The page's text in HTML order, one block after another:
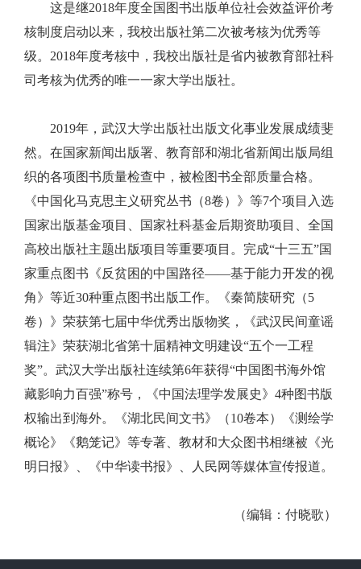
这是继2018年度全国图书出版单位社会效益评价考
核制度启动以来，我校出版社第二次被考核为优秀等
级。2018年度考核中，我校出版社是省内被教育部社科
司考核为优秀的唯一一家大学出版社。
2019年，武汉大学出版社出版文化事业发展成绩斐
然。在国家新闻出版署、教育部和湖北省新闻出版局组
织的各项图书质量检查中，被检图书全部质量合格。
《中国化马克思主义研究丛书（8卷）》等7个项目入选
国家出版基金项目、国家社科基金后期资助项目、全国
高校出版社主题出版项目等重要项目。完成“十三五”国
家重点图书《反贫困的中国路径——基于能力开发的视
角》等近30种重点图书出版工作。《秦简牍研究（5
卷）》荣获第七届中华优秀出版物奖，《武汉民间童谣
辑注》荣获湖北省第十届精神文明建设“五个一工程
奖”。武汉大学出版社连续第6年获得“中国图书海外馆
藏影响力百强”称号，《中国法理学发展史》4种图书版
权输出到海外。《湖北民间文书》（10卷本）《测绘学
概论》《鹅笼记》等专著、教材和大众图书相继被《光
明日报》、《中华读书报》、人民网等媒体宣传报道。
（编辑：付晓歌）